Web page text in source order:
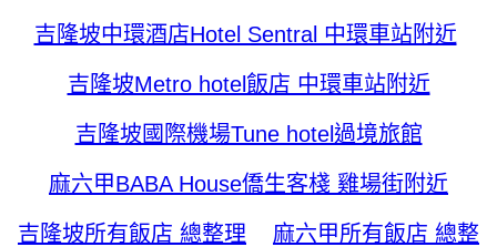
吉隆坡中環酒店Hotel Sentral 中環車站附近
吉隆坡Metro hotel飯店 中環車站附近
吉隆坡國際機場Tune hotel過境旅館
麻六甲BABA House僑生客棧 雞場街附近
吉隆坡所有飯店 總整理
麻六甲所有飯店 總整